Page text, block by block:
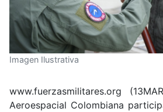
Imagen Ilustrativa
www.fuerzasmilitares.org
Aeroespacial Colombiana